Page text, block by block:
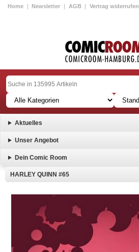
Home | Newsletter | AGB | Vertrag widerrufen
Aktuelles
Unser Angebot
Dein Comic Room
HARLEY QUINN #65